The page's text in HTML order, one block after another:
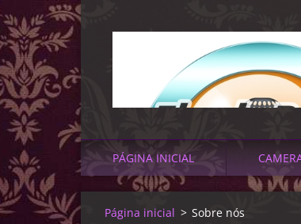
PÁGINA INICIAL
Página inicial > Sobre nós